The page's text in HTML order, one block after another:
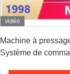
vidéo
Machine à
Système de